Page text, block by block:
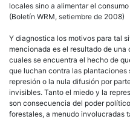
locales sino a alimentar el
(Boletín WRM, setiembre de 2008)
Y diagnostica los motivos para tal
mencionada es el resultado de
cuales se encuentra el hecho de
que luchan contra las plantaciones
represión o la nula difusión por
invisibles. Tanto el miedo y la
son consecuencia del poder
forestales, a menudo involucradas